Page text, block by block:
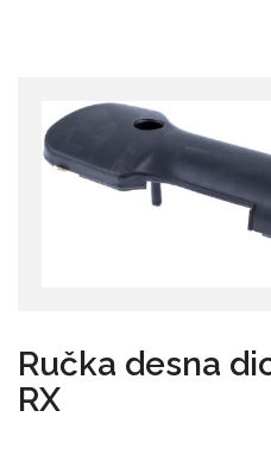
Ručka desna
RX